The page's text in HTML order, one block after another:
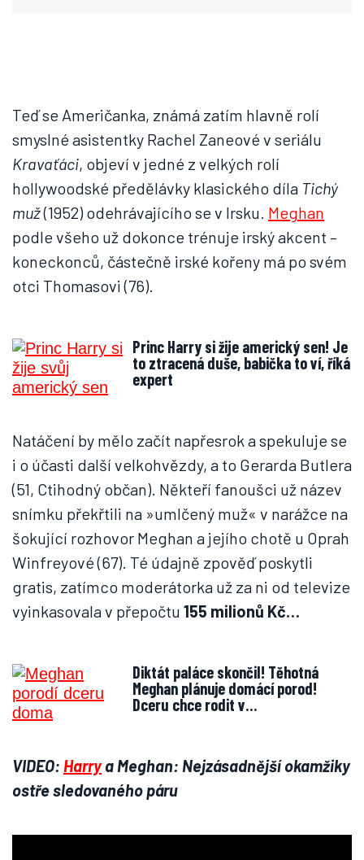
Teď se Američanka, známá zatím hlavně rolí
smyslné asistentky Rachel Zaneové v seriálu
Kravaťáci, objeví v jedné z velkých rolí
hollywoodské předělávky klasického díla Tichý
muž(1952) odehrávajícího se v Irsku. Meghan
podle všeho už dokonce trénuje irský akcent –
koneckonců, částečně irské kořeny má po svém
otci Thomasovi (76).
Princ Harry si žije americký sen! Je
to ztracená duše, babička to ví, říká
expert
Natáčení by mělo začít napřesrok a spekuluje se
i o účasti další velkohvězdy, a to Gerarda Butlera
(51, Ctihodný občan). Někteří fanoušci už název
snímku překřtili na »umlčený muž« v narážce na
šokující rozhovor Meghan a jejího chotě u Oprah
Winfreyové (67). Té údajně zpověď poskytli
gratis, zatímco moderátorka už za ni od televize
vyinkasovala v přepočtu 155 milionů Kč…
Diktát paláce skončil! Těhotná
Meghan plánuje domácí porod!
Dceru chce rodit v…
VIDEO: Harrya Meghan: Nejzásadnější okamžiky
ostře sledovaného páru